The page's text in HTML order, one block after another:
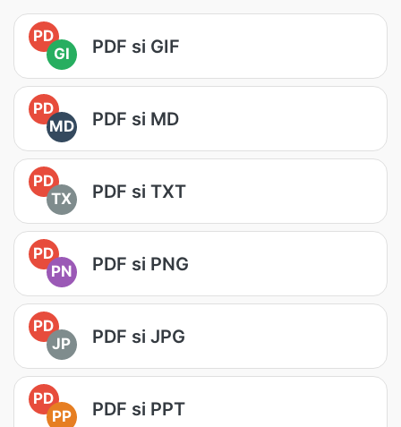
PD
GI
PDF si GIF
PD
MD
PDF si MD
PD
TX
PDF si TXT
PD
PN
PDF si PNG
PD
JP
PDF si JPG
PD
PP
PDF si PPT